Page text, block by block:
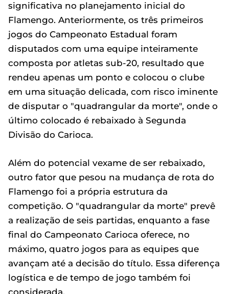
significativa no planejamento inicial do
Flamengo. Anteriormente, os três primeiros
jogos do Campeonato Estadual foram
disputados com uma equipe inteiramente
composta por atletas sub-20, resultado que
rendeu apenas um ponto e colocou o clube
em uma situação delicada, com risco iminente
de disputar o "quadrangular da morte", onde o
último colocado é rebaixado à Segunda
Divisão do Carioca.
Além do potencial vexame de ser rebaixado,
outro fator que pesou na mudança de rota do
Flamengo foi a própria estrutura da
competição. O "quadrangular da morte" prevê
a realização de seis partidas, enquanto a fase
final do Campeonato Carioca oferece, no
máximo, quatro jogos para as equipes que
avançam até a decisão do título. Essa diferença
logística e de tempo de jogo também foi
considerada.